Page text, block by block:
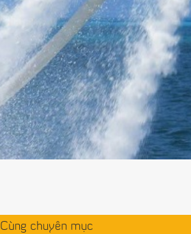
Cùng chuyên mục